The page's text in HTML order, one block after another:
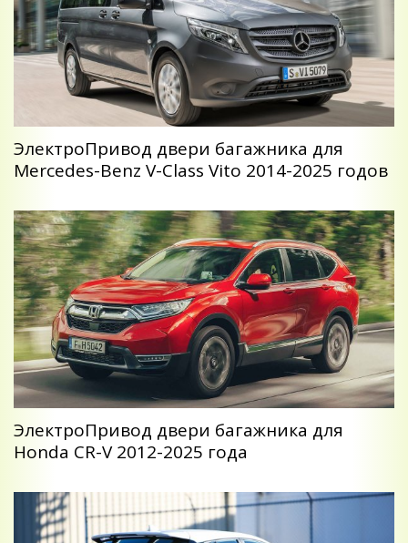
ЭлектроПривод двери багажника для
Mercedes-Benz V-Class Vito 2014-2025 годов
ЭлектроПривод двери багажника для
Honda CR-V 2012-2025 года